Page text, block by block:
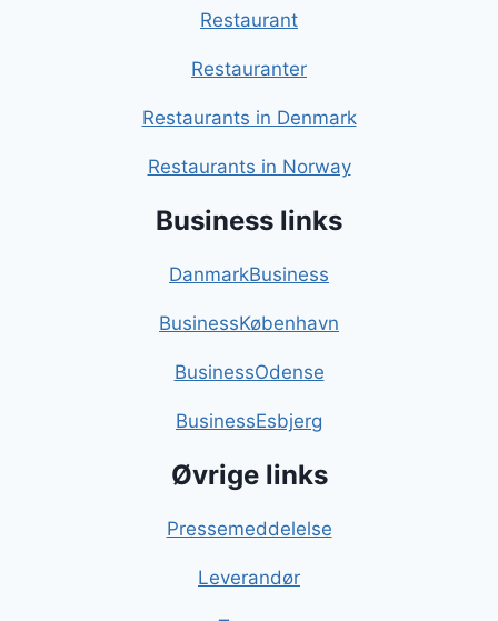
Restaurant
Restauranter
Restaurants in Denmark
Restaurants in Norway
Business links
DanmarkBusiness
BusinessKøbenhavn
BusinessOdense
BusinessEsbjerg
Øvrige links
Pressemeddelelse
Leverandør